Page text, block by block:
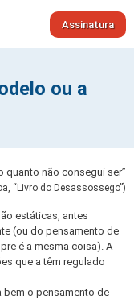
Assinatura
ou a
quanto não consegui ser”
“Livro do Desassossego”)
estáticas, antes
(ou do pensamento de
é a mesma coisa). A
que a têm regulado
bem o pensamento de